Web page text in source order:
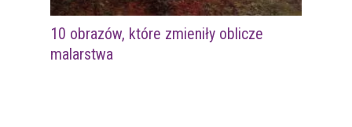
10 obrazów, które zmieniły oblicze
malarstwa